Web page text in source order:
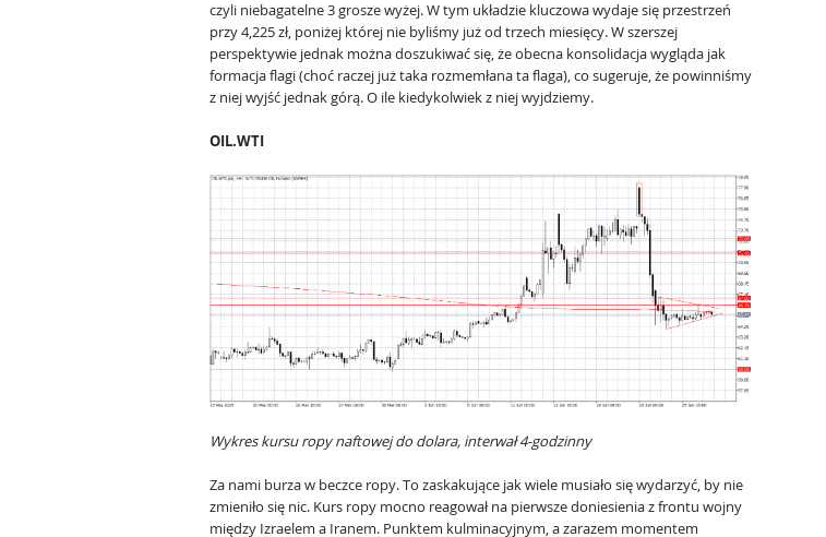
czyli niebagatelne 3 grosze wyżej. W tym układzie kluczowa wydaje się przestrzeń
przy 4,225 zł, poniżej której nie byliśmy już od trzech miesięcy. W szerszej
perspektywie jednak można doszukiwać się, że obecna konsolidacja wygląda jak
formacja flagi (choć raczej już taka rozmemłana ta flaga), co sugeruje, że powinniśmy
z niej wyjść jednak górą. O ile kiedykolwiek z niej wyjdziemy.
OIL.WTI
Wykres kursu ropy naftowej do dolara, interwał 4-godzinny
Za nami burza w beczce ropy. To zaskakujące jak wiele musiało się wydarzyć, by nie
zmieniło się nic. Kurs ropy mocno reagował na pierwsze doniesienia z frontu wojny
między Izraelem a Iranem. Punktem kulminacyjnym, a zarazem momentem